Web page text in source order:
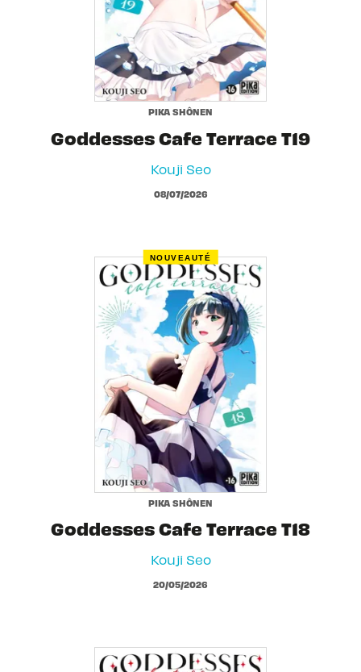
PIKA SHÔNEN
Goddesses Cafe Terrace T19
Kouji Seo
08/07/2026
NOUVEAUTÉ
PIKA SHÔNEN
Goddesses Cafe Terrace T18
Kouji Seo
20/05/2026